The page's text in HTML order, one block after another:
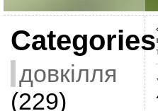
Categories
довкілля
(229)